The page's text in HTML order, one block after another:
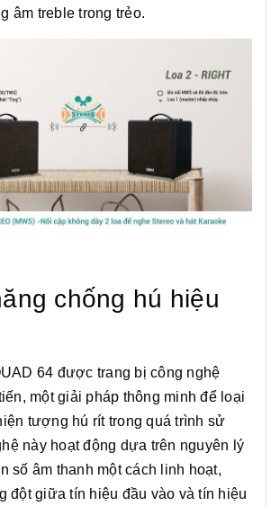
âm treble trong trẻo.
chống hú hiệu
64 được trang bị công nghệ
một giải pháp thông minh để loại
tượng hú rít trong quá trình sử
này hoạt động dựa trên nguyên lý
số âm thanh một cách linh hoạt,
đột giữa tín hiệu đầu vào và tín hiệu